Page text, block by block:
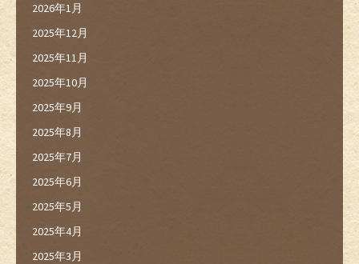
2026年1月
2025年12月
2025年11月
2025年10月
2025年9月
2025年8月
2025年7月
2025年6月
2025年5月
2025年4月
2025年3月